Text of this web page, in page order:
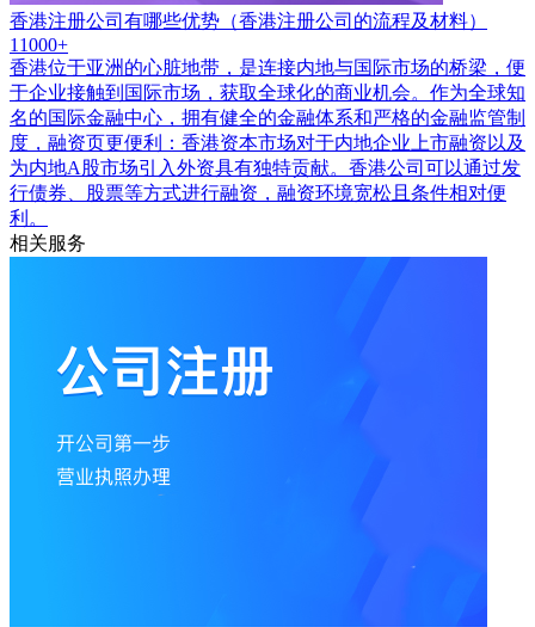
香港注册公司有哪些优势（香港注册公司的流程及材料）
11000+
香港位于亚洲的心脏地带，是连接内地与国际市场的桥梁，便
于企业接触到国际市场，获取全球化的商业机会。作为全球知
名的国际金融中心，拥有健全的金融体系和严格的金融监管制
度，融资页更便利：香港资本市场对于内地企业上市融资以及
为内地A股市场引入外资具有独特贡献。香港公司可以通过发
行债券、股票等方式进行融资，融资环境宽松且条件相对便
利。
相关服务